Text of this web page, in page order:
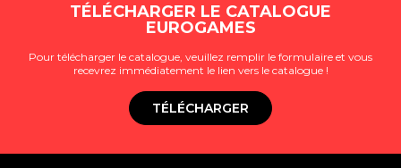
TÉLÉCHARGER LE CATALOGUE
EUROGAMES
Pour télécharger le catalogue, veuillez remplir le formulaire et vous
recevrez immédiatement le lien vers le catalogue !
TÉLÉCHARGER